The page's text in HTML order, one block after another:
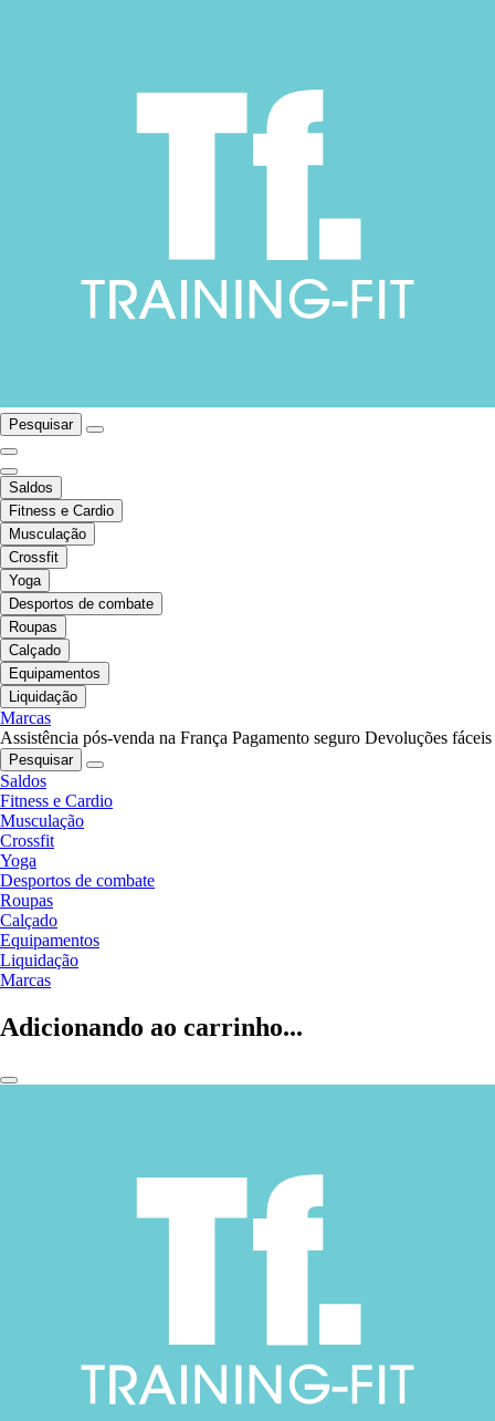
Pesquisar
Saldos
Fitness e Cardio
Musculação
Crossfit
Yoga
Desportos de combate
Roupas
Calçado
Equipamentos
Liquidação
Marcas
Assistência pós-venda na França Pagamento seguro Devoluções fáceis
Pesquisar
Saldos
Fitness e Cardio
Musculação
Crossfit
Yoga
Desportos de combate
Roupas
Calçado
Equipamentos
Liquidação
Marcas
Adicionando ao carrinho...